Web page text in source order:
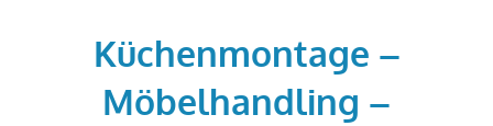
Küchenmontage –
Möbelhandling –